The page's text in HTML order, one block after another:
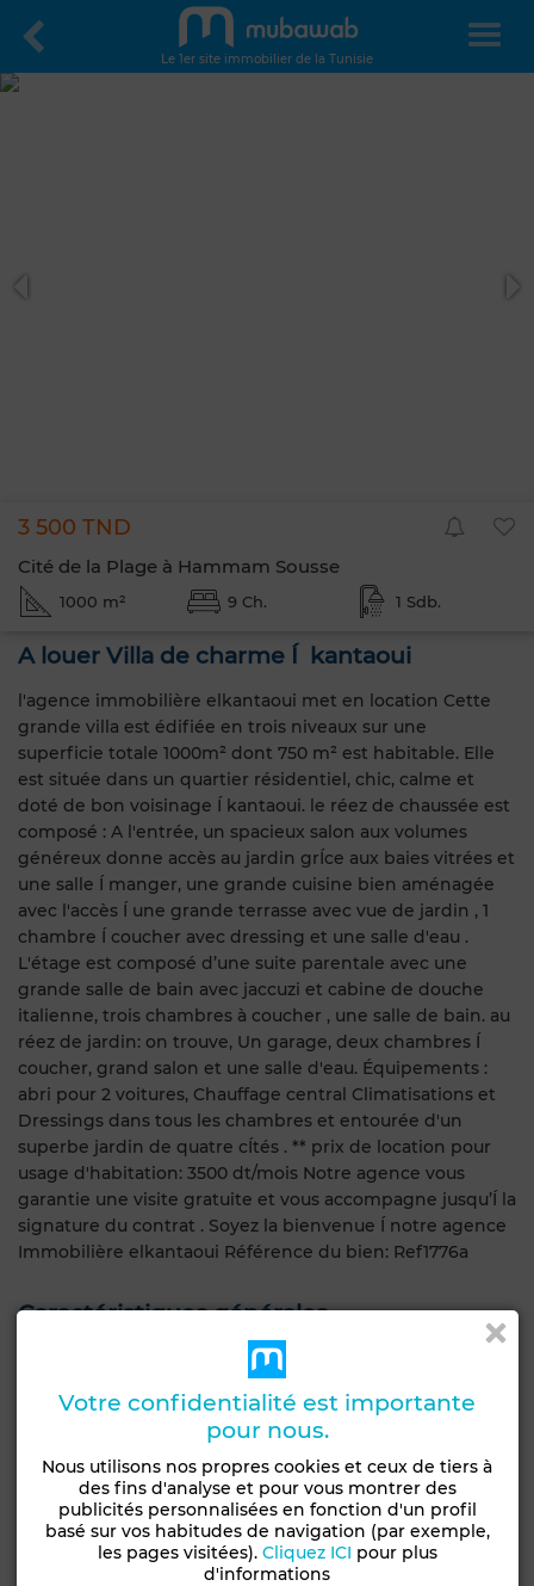
Le 1er site immobilier de la Tunisie
3 500 TND
Cité de la Plage à Hammam Sousse
1000 m² 9 Ch. 1 Sdb.
A louer Villa de charme Í kantaoui
l'agence immobilière elkantaoui met en location Cette
grande villa est édifiée en trois niveaux sur une
superficie totale 1000m² dont 750 m² est habitable. Elle
est située dans un quartier résidentiel, chic, calme et
doté de bon voisinage Í kantaoui. le réez de chaussée est
composé : A l'entrée, un spacieux salon aux volumes
généreux donne accès au jardin grÍce aux baies vitrées et
une salle Í manger, une grande cuisine bien aménagée
avec l'accès Í une grande terrasse avec vue de jardin , 1
chambre Í coucher avec dressing et une salle d'eau .
L'étage est composé d’une suite parentale avec une
grande salle de bain avec jaccuzi et cabine de douche
italienne, trois chambres à coucher , une salle de bain. au
réez de jardin: on trouve, Un garage, deux chambres Í
coucher, grand salon et une salle d'eau. Équipements :
abri pour 2 voitures, Chauffage central Climatisations et
Dressings dans tous les chambres et entourée d'un
superbe jardin de quatre cÍtés . ** prix de location pour
usage d'habitation: 3500 dt/mois Notre agence vous
garantie une visite gratuite et vous accompagne jusqu’Í la
signature du contrat . Soyez la bienvenue Í notre agence
Immobilière elkantaoui Référence du bien: Ref1776a
Caractéristiques générales
Villa Bon état / habitable
Garage
Voir plus de photos
Votre confidentialité est importante
pour nous.
Nous utilisons nos propres cookies et ceux de tiers à
des fins d'analyse et pour vous montrer des
publicités personnalisées en fonction d'un profil
basé sur vos habitudes de navigation (par exemple,
les pages visitées). Cliquez ICI pour plus
d'informations